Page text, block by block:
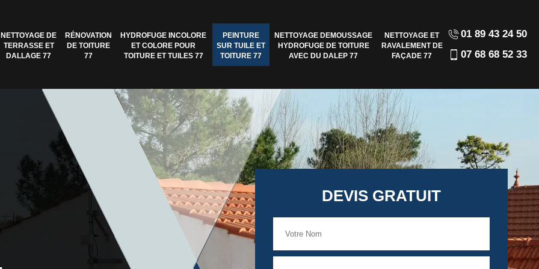
NETTOYAGE DE
TERRASSE ET
DALLAGE 77
RÉNOVATION
DE TOITURE
77
HYDROFUGE INCOLORE
ET COLORE POUR
TOITURE ET TUILES 77
PEINTURE
SUR TUILE ET
TOITURE 77
NETTOYAGE DEMOUSSAGE
HYDROFUGE DE TOITURE
AVEC DU DALEP 77
NETTOYAGE ET
RAVALEMENT DE
FAÇADE 77
01 89 43 24 50
07 68 68 52 33
DEVIS GRATUIT